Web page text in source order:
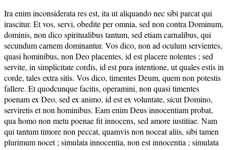
Ira enim inconsiderata res est, ita ut aliquando nec sibi parcat qui
irascitur. Et vos, servi, obedite per omnia, sed non contra Dominum,
dominis, non dico spiritualibus tantum, sed etiam carnalibus, qui
secundum carnem dominantur. Vos dico, non ad oculum servientes,
quasi hominibus, non Deo placentes, id est placere nolentes ; sed
servite, in simplicitate cordis, id est pura intentione, ut quales estis in
corde, tales extra sitis. Vos dico, timentes Deum, quem non potestis
fallere. Et quodcunque facitis, operamini, non quasi timentes
poenam ex Deo, sed ex animo, id est ex voluntate, sicut Domino,
serviretis et non hominibus. Eam enim Deus innocentiam probat,
qua homo non metu poenae fit innocens, sed amore iustitiae. Nam
qui tantum timore non peccat, quamvis non noceat aliis, sibi tamen
plurimum nocet ; simulata innocentia, non est innocentia ; simulata